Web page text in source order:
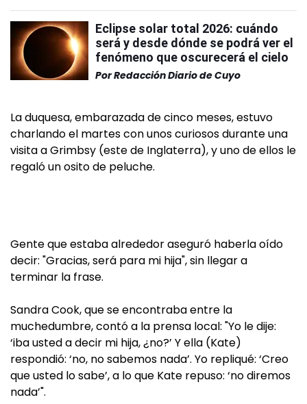
Eclipse solar total 2026: cuándo
será y desde dónde se podrá ver el
fenómeno que oscurecerá el cielo
PorRedacción Diario de Cuyo
La duquesa, embarazada de cinco meses, estuvo
charlando el martes con unos curiosos durante una
visita a Grimbsy (este de Inglaterra), y uno de ellos le
regaló un osito de peluche.
Gente que estaba alrededor aseguró haberla oído
decir: "Gracias, será para mi hija", sin llegar a
terminar la frase.
Sandra Cook, que se encontraba entre la
muchedumbre, contó a la prensa local: "Yo le dije:
‘iba usted a decir mi hija, ¿no?’ Y ella (Kate)
respondió: ‘no, no sabemos nada’. Yo repliqué: ‘Creo
que usted lo sabe’, a lo que Kate repuso: ‘no diremos
nada’".